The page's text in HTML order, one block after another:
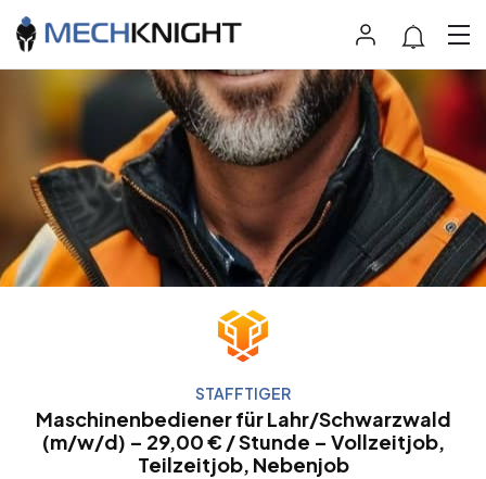
STAFFTIGER
Maschinenbediener für Lahr/Schwarzwald
(m/w/d) – 29,00 € / Stunde – Vollzeitjob,
Teilzeitjob, Nebenjob